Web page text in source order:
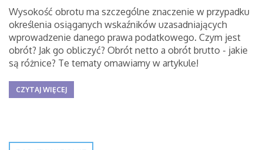
Wysokość obrotu ma szczególne znaczenie w przypadku
określenia osiąganych wskaźników uzasadniających
wprowadzenie danego prawa podatkowego. Czym jest
obrót? Jak go obliczyć? Obrót netto a obrót brutto - jakie
są różnice? Te tematy omawiamy w artykule!
CZYTAJ WIĘCEJ